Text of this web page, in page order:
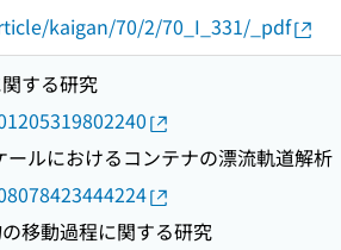
kaigan/70/2/70_I_331/_pdf
する研究
ルにおけるコンテナの漂流軌道解析
移動過程に関する研究